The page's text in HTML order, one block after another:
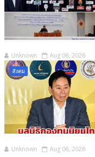
Unknown Aug 06, 2026
สังคม
Unknown Aug 06, 2026